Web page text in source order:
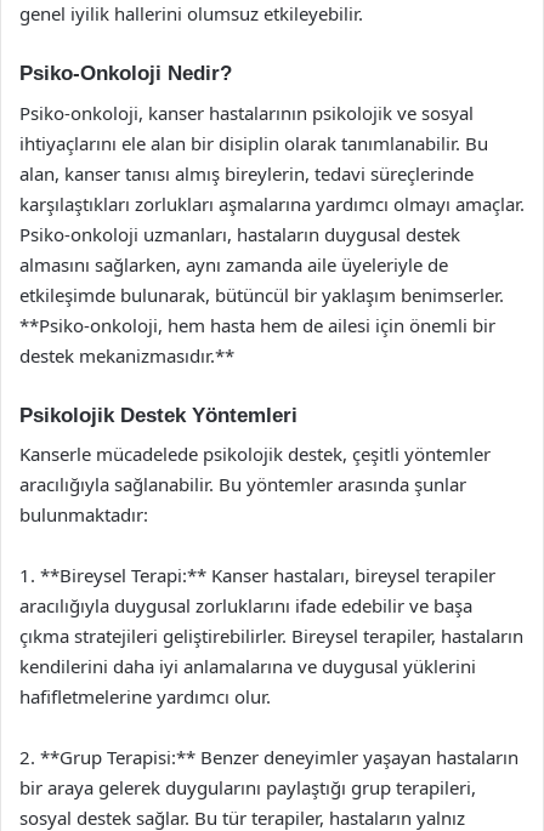
genel iyilik hallerini olumsuz etkileyebilir.
Psiko-Onkoloji Nedir?
Psiko-onkoloji, kanser hastalarının psikolojik ve sosyal
ihtiyaçlarını ele alan bir disiplin olarak tanımlanabilir. Bu
alan, kanser tanısı almış bireylerin, tedavi süreçlerinde
karşılaştıkları zorlukları aşmalarına yardımcı olmayı amaçlar.
Psiko-onkoloji uzmanları, hastaların duygusal destek
almasını sağlarken, aynı zamanda aile üyeleriyle de
etkileşimde bulunarak, bütüncül bir yaklaşım benimserler.
**Psiko-onkoloji, hem hasta hem de ailesi için önemli bir
destek mekanizmasıdır.**
Psikolojik Destek Yöntemleri
Kanserle mücadelede psikolojik destek, çeşitli yöntemler
aracılığıyla sağlanabilir. Bu yöntemler arasında şunlar
bulunmaktadır:
1. **Bireysel Terapi:** Kanser hastaları, bireysel terapiler
aracılığıyla duygusal zorluklarını ifade edebilir ve başa
çıkma stratejileri geliştirebilirler. Bireysel terapiler, hastaların
kendilerini daha iyi anlamalarına ve duygusal yüklerini
hafifletmelerine yardımcı olur.
2. **Grup Terapisi:** Benzer deneyimler yaşayan hastaların
bir araya gelerek duygularını paylaştığı grup terapileri,
sosyal destek sağlar. Bu tür terapiler, hastaların yalnız